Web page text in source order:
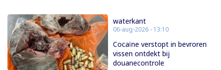
waterkant
06-aug-2026 - 13:10
Cocaïne verstopt in bevroren
vissen ontdekt bij
douanecontrole